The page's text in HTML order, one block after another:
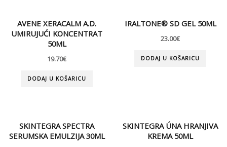
AVENE XERACALM A.D.
UMIRUJUĆI KONCENTRAT
50ML
19.70€
DODAJ U KOŠARICU
IRALTONE® SD GEL 50ML
23.00€
DODAJ U KOŠARICU
SKINTEGRA SPECTRA
SERUMSKA EMULZIJA 30ML
SKINTEGRA ÚNA HRANJIVA
KREMA 50ML